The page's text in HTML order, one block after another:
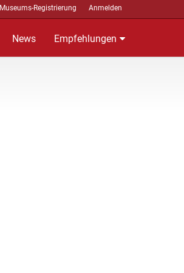
Museums-Registrierung Anmelden
News Empfehlungen